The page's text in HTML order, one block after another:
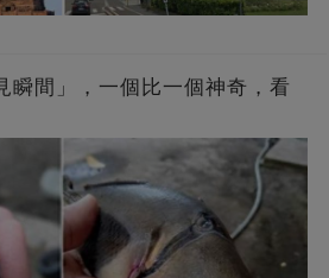
瞬間」，一個比一個神奇，看